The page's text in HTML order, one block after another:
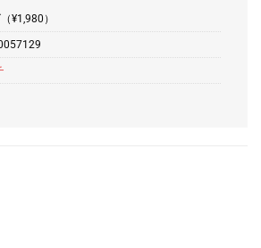
¥1,980）